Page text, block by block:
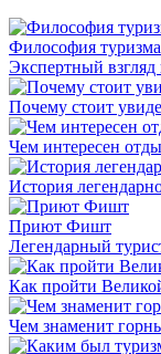
Философия туризма
Экспертный взгляд
Почему стоит
Чем интересен
История
Приют Фишт
Легендарный
Как пройти
Чем знаменит